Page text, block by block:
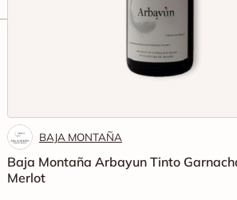
BAJA MONTAÑA
Baja Montaña Arbayun Tinto
Merlot